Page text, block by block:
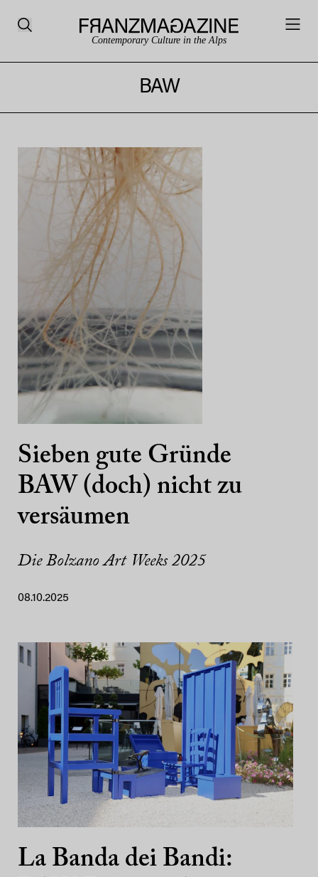
Contemporary Culture in the Alps
BAW
Sieben gute Gründe
BAW (doch) nicht zu
versäumen
Die Bolzano Art Weeks 2025
08.10.2025
La Banda dei Bandi: